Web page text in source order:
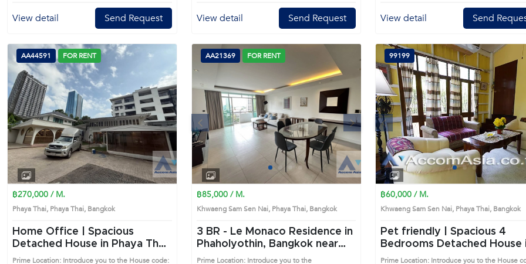
View detail Send Request View detail Send Request View detail Send
AA44591 FOR RENT
฿270,000 / M.
Phaya Thai, Phaya Thai, Bangkok
Home Office | Spacious
Detached House in Phaya Thai
(AA44591)
Prime Location: Introduce you to the House code:
Previous Next
1 2 4
AA21369 FOR RENT
฿85,000 / M.
Khwaeng Sam Sen Nai, Phaya Thai, Bangkok
3 BR - Le Monaco Residence in
Phaholyothin, Bangkok near
BTS Ari Condo (AA21369)
Prime Location: Introduce you to the
Previous Next
1 2 3 4
99199
฿60,000 / M.
Khwaeng Sam Sen Nai, Phaya Thai,
Pet friendly | Spacious 4
Bedrooms Detached House in
Phaya Thai (99199)
Prime Location: Introduce you to the House